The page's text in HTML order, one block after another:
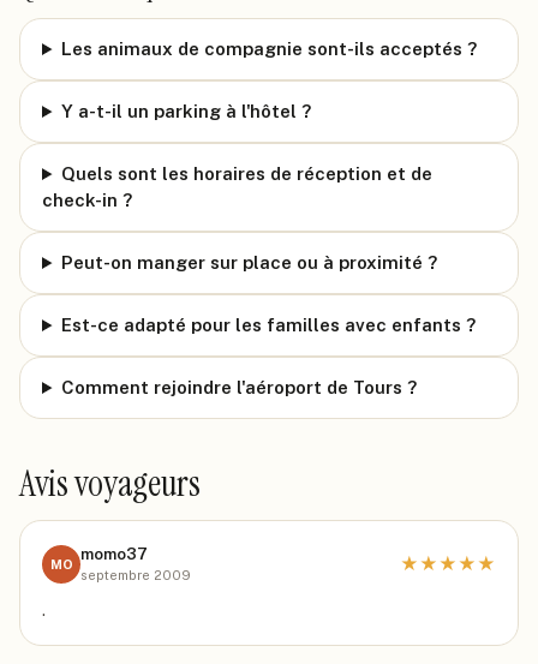
Les animaux de compagnie sont-ils acceptés ?
Y a-t-il un parking à l'hôtel ?
Quels sont les horaires de réception et de
check-in ?
Peut-on manger sur place ou à proximité ?
Est-ce adapté pour les familles avec enfants ?
Comment rejoindre l'aéroport de Tours ?
Avis voyageurs
MO
momo37
septembre 2009
★★★★★
.